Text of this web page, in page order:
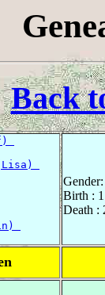
Back
Birth :
Death :